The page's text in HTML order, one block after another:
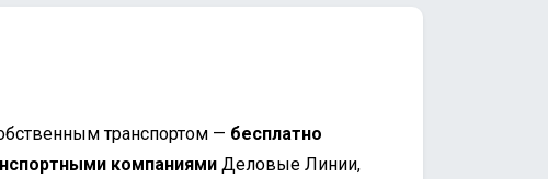
транспортом — бесплатно
компаниями Деловые Линии,